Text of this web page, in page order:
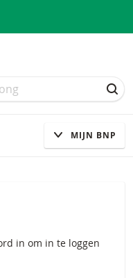
MIJN BNP
in om in te loggen